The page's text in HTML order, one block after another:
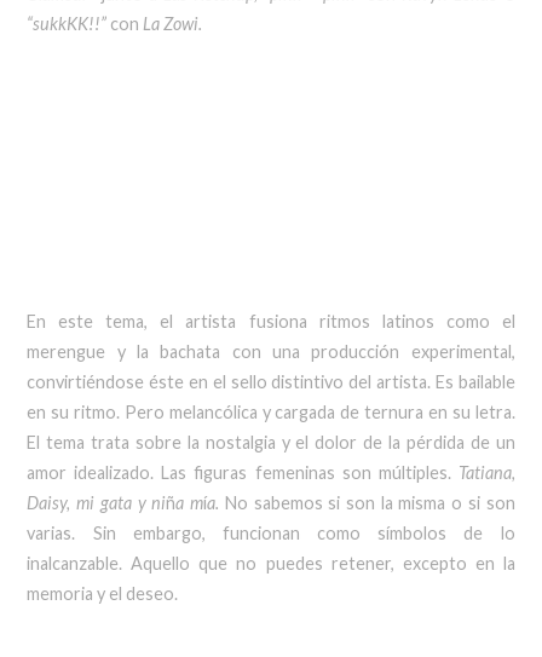
“sukkKK!!” con La Zowi.
En este tema, el artista fusiona ritmos latinos como el
merengue y la bachata con una producción experimental,
convirtiéndose éste en el sello distintivo del artista. Es bailable
en su ritmo. Pero melancólica y cargada de ternura en su letra.
El tema trata sobre la nostalgia y el dolor de la pérdida de un
amor idealizado. Las figuras femeninas son múltiples. Tatiana,
Daisy, mi gata y niña mía. No sabemos si son la misma o si son
varias. Sin embargo, funcionan como símbolos de lo
inalcanzable. Aquello que no puedes retener, excepto en la
memoria y el deseo.